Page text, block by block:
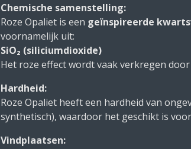
Chemische samenstelling:
Roze Opaliet is een geïnspireerde
voornamelijk uit:
SiO₂ (siliciumdioxide)
Het roze effect wordt vaak verkregen door
Hardheid:
Roze Opaliet heeft een hardheid van
synthetisch), waardoor het geschikt is
Vindplaatsen: